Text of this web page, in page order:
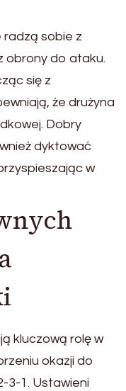
radzą sobie z
obrony do ataku.
się z
że drużyna
Dobry
dyktować
w
kluczową rolę w
okazji do
3-1. Ustawieni